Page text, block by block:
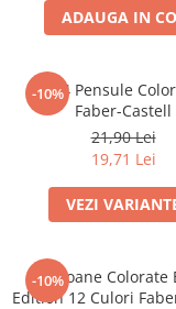
FoarfeciADAUGA IN
-10%
Set 4 Pensule
Faber-Castell
21,90 Lei
19,71 Lei
VEZI
-10%
Creioane Colorate
Edition 12 Culori